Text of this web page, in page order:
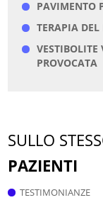
PAVIMENTO
TERAPIA DEL
PROVOCATA
SULLO
PAZIENTI
TESTIMONIANZE